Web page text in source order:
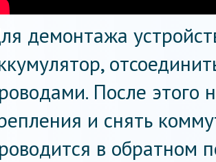
демонтажа
После этого
и снять
в обратном